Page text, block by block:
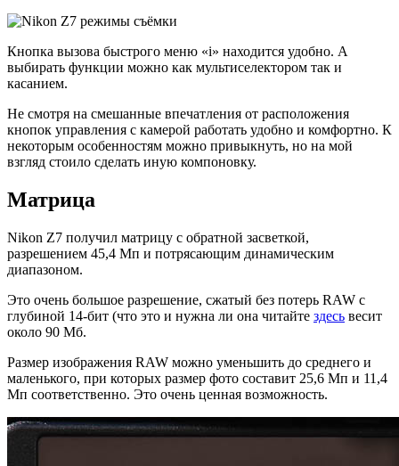
Кнопка вызова быстрого меню «i» находится удобно. А
выбирать функции можно как мультиселектором так и
касанием.
Не смотря на смешанные впечатления от расположения
кнопок управления с камерой работать удобно и комфортно. К
некоторым особенностям можно привыкнуть, но на мой
взгляд стоило сделать иную компоновку.
Матрица
Nikon Z7 получил матрицу с обратной засветкой,
разрешением 45,4 Мп и потрясающим динамическим
диапазоном.
Это очень большое разрешение, сжатый без потерь RAW с
глубиной 14-бит (что это и нужна ли она читайте здесь весит
около 90 Мб.
Размер изображения RAW можно уменьшить до среднего и
маленького, при которых размер фото составит 25,6 Мп и 11,4
Мп соответственно. Это очень ценная возможность.